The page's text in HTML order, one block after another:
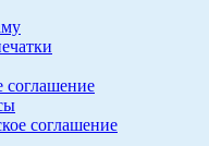
соглашение
соглашение